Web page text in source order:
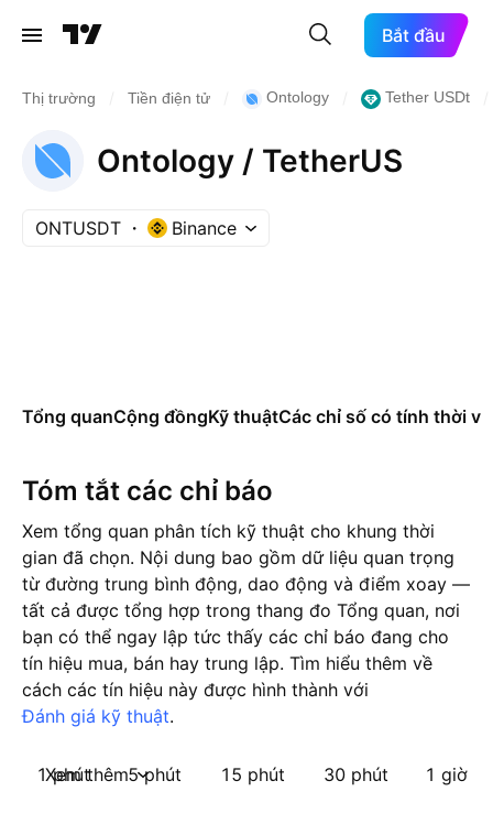
Bắt đầu
Thị trường Tiền điện tử Ontology Tether USDt
Ontology / TetherUS
ONTUSDT Binance
Tổng quanCộng đồngKỹ thuậtCác chỉ số có tính thời vụ
Tóm tắt các chỉ báo
Xem tổng quan phân tích kỹ thuật cho khung thời
gian đã chọn. Nội dung bao gồm dữ liệu quan trọng
từ đường trung bình động, dao động và điểm xoay —
tất cả được tổng hợp trong thang đo Tổng quan, nơi
bạn có thể ngay lập tức thấy các chỉ báo đang cho
tín hiệu mua, bán hay trung lập. Tìm hiểu thêm về
cách các tín hiệu này được hình thành với
Đánh giá kỹ thuật.
1 phút 5 phút 15 phút 30 phút 1 giờ
Xem thêm